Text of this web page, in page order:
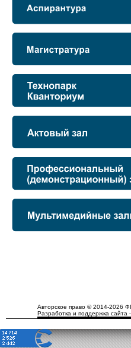
Авторское право © 2014-2026
Разработка и поддержка